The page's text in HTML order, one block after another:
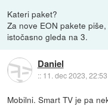
Kateri paket?
Za nove EON pakete
istočasno gleda na 3.
Daniel
:: 11. dec 2023, 22:53
Mobilni. Smart TV je pa